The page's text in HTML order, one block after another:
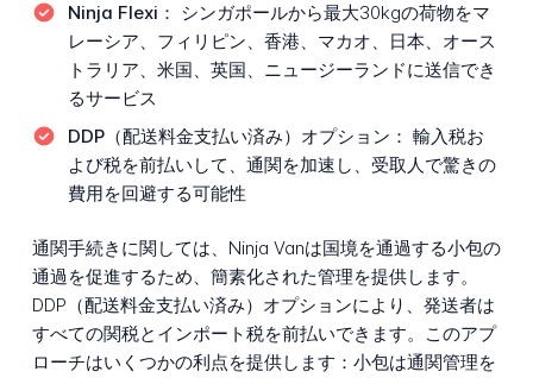
Ninja Flexi： シンガポールから最大30kgの荷物をマ
レーシア、フィリピン、香港、マカオ、日本、オース
トラリア、米国、英国、ニュージーランドに送信でき
るサービス
DDP（配送料金支払い済み）オプション： 輸入税お
よび税を前払いして、通関を加速し、受取人で驚きの
費用を回避する可能性
通関手続きに関しては、Ninja Vanは国境を通過する小包の
通過を促進するため、簡素化された管理を提供します。
DDP（配送料金支払い済み）オプションにより、発送者は
すべての関税とインポート税を前払いできます。このアプ
ローチはいくつかの利点を提供します：小包は通関管理を